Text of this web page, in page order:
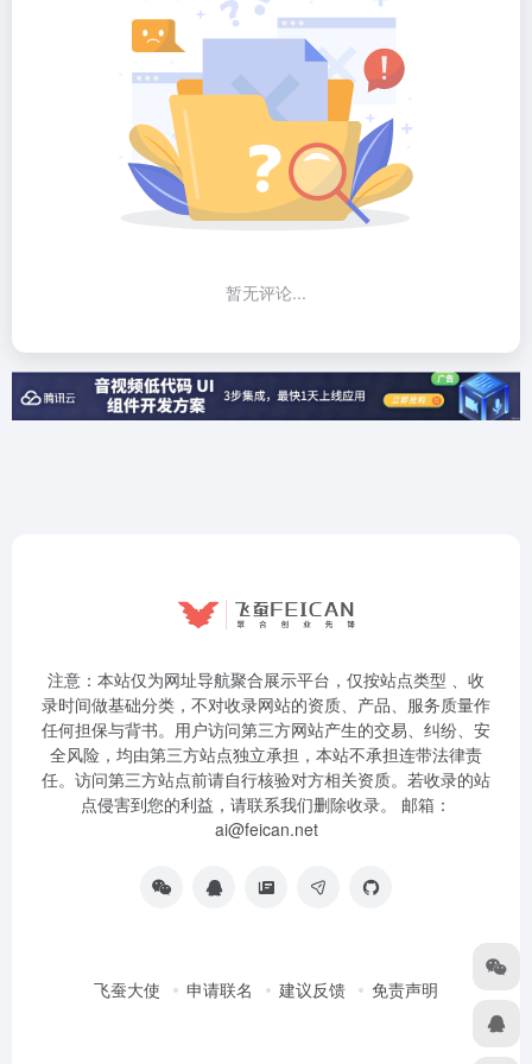
暂无评论...
注意：本站仅为网址导航聚合展示平台，仅按站点类型 、收
录时间做基础分类，不对收录网站的资质、产品、服务质量作
任何担保与背书。用户访问第三方网站产生的交易、纠纷、安
全风险，均由第三方站点独立承担，本站不承担连带法律责
任。访问第三方站点前请自行核验对方相关资质。若收录的站
点侵害到您的利益，请联系我们删除收录。 邮箱：
ai@feican.net
飞蚕大使 申请联名 建议反馈 免责声明